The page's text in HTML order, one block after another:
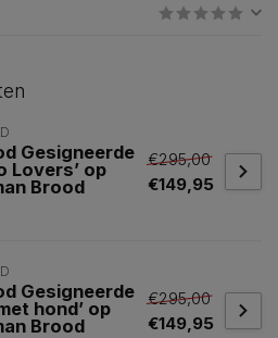
Gesigneerde
Lovers’ op
Brood
€295,00
€149,95
Gesigneerde
hond’ op
Brood
€295,00
€149,95